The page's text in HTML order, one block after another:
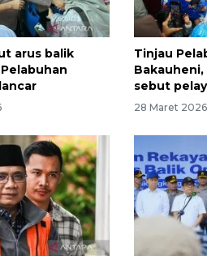
arus balik
Tinjau
sebut
28 Maret 2026